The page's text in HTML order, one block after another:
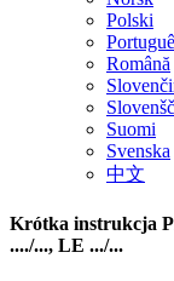
Polski
Română
Suomi
Svenska
中文
Krótka instrukcja
..../..., LE .../...